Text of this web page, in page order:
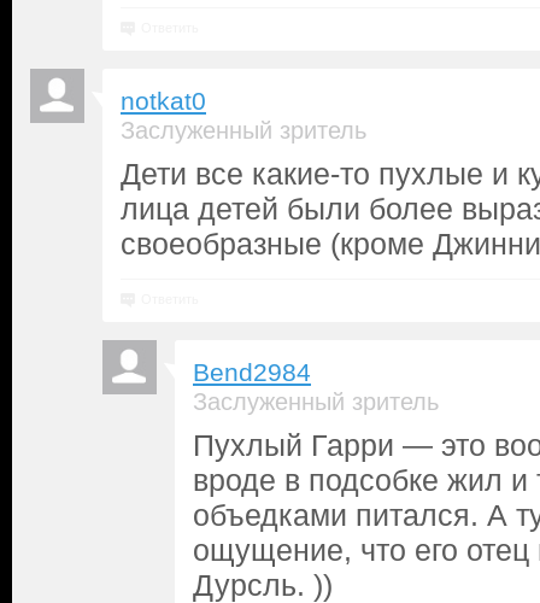
notkat0
Заслуженный зритель
Дети все какие-то пухлые и
лица детей были более
своеобразные (кроме
Bend2984
Заслуженный зритель
Пухлый Гарри — это
вроде в подсобке жил и
объедками питался. А
ощущение, что его
Дурсль. ))